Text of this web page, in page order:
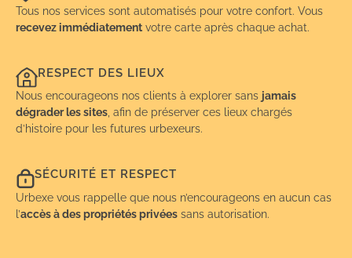
Tous nos services sont automatisés pour votre confort. Vous
recevez immédiatement votre carte après chaque achat.
RESPECT DES LIEUX
Nous encourageons nos clients à explorer sans jamais
dégrader les sites , afin de préserver ces lieux chargés
d’histoire pour les futures urbexeurs.
SÉCURITÉ ET RESPECT
Urbexe vous rappelle que nous n’encourageons en aucun cas
l’accès à des propriétés privées sans autorisation.